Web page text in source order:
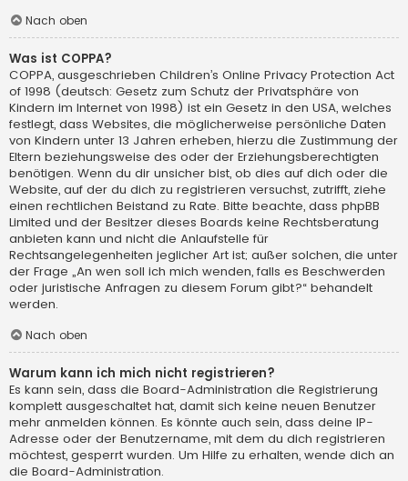
Nach oben
Was ist COPPA?
COPPA, ausgeschrieben Children’s Online Privacy Protection Act
of 1998 (deutsch: Gesetz zum Schutz der Privatsphäre von
Kindern im Internet von 1998) ist ein Gesetz in den USA, welches
festlegt, dass Websites, die möglicherweise persönliche Daten
von Kindern unter 13 Jahren erheben, hierzu die Zustimmung der
Eltern beziehungsweise des oder der Erziehungsberechtigten
benötigen. Wenn du dir unsicher bist, ob dies auf dich oder die
Website, auf der du dich zu registrieren versuchst, zutrifft, ziehe
einen rechtlichen Beistand zu Rate. Bitte beachte, dass phpBB
Limited und der Besitzer dieses Boards keine Rechtsberatung
anbieten kann und nicht die Anlaufstelle für
Rechtsangelegenheiten jeglicher Art ist; außer solchen, die unter
der Frage „An wen soll ich mich wenden, falls es Beschwerden
oder juristische Anfragen zu diesem Forum gibt?“ behandelt
werden.
Nach oben
Warum kann ich mich nicht registrieren?
Es kann sein, dass die Board-Administration die Registrierung
komplett ausgeschaltet hat, damit sich keine neuen Benutzer
mehr anmelden können. Es könnte auch sein, dass deine IP-
Adresse oder der Benutzername, mit dem du dich registrieren
möchtest, gesperrt wurden. Um Hilfe zu erhalten, wende dich an
die Board-Administration.